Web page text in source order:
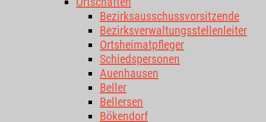
Bezirksausschussvorsitzende
Bezirksverwaltungsstellenleiter
Ortsheimatpfleger
Schiedspersonen
Auenhausen
Beller
Bellersen
Bökendorf